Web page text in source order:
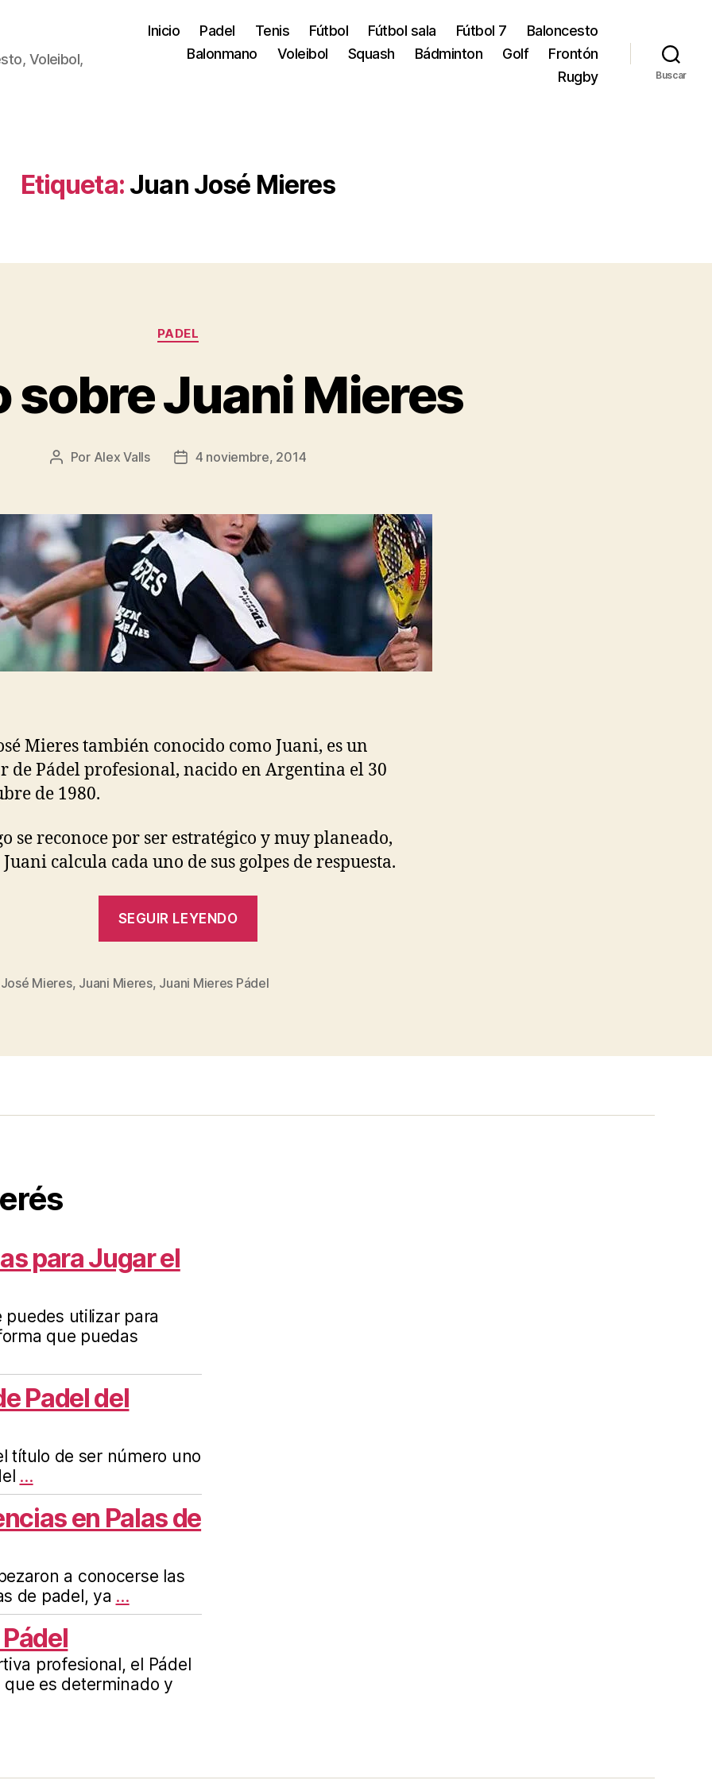
Voleibol,
Inicio Padel Tenis Fútbol Fútbol sala Fútbol 7
Baloncesto
Balonmano
Voleibol Squash Bádminton Golf
Frontón
Rugby
Buscar
Etiqueta: Juan José Mieres
Categorías
PADEL
sobre Juani Mieres
Autor
entrada
Por Alex Valls
Fecha
entrada
4 noviembre, 2014
Mieres también conocido como Juani, es un
de Pádel profesional, nacido en Argentina el 30
de 1980.
se reconoce por ser estratégico y muy planeado,
calcula cada uno de sus golpes de respuesta.
SEGUIR LEYENDO
Mieres”
Mieres, Juani Mieres, Juani Mieres Pádel
para Jugar el
utilizar para
que puedas
Padel del
título de ser número uno
...
en Palas de
a conocerse las
de padel, ya ...
profesional, el Pádel
es determinado y